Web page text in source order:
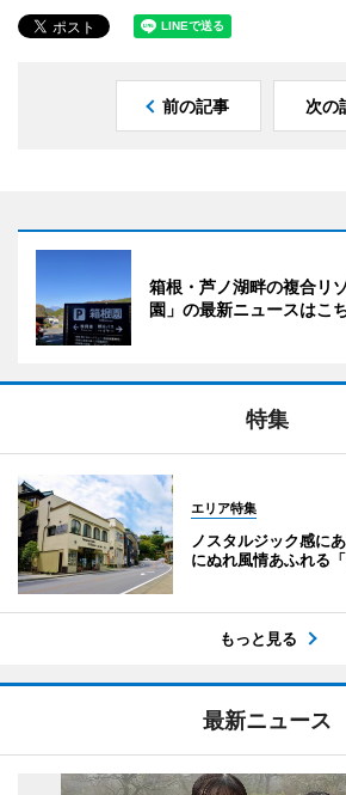
前の記事 次の
箱根・芦ノ湖畔の複合リ
園」の最新ニュースはこ
特集
エリア特集
ノスタルジック感に
にぬれ風情あふれる
もっと見る
最新ニュース